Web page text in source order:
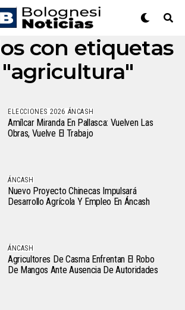
con etiquetas
ELECCIONES 2026 ÁNCASH
Amílcar Miranda En Pallasca: Vuelven Las
Obras, Vuelve El Trabajo
ÁNCASH
Nuevo Proyecto Chinecas Impulsará
Desarrollo Agrícola Y Empleo En Áncash
ÁNCASH
Agricultores De Casma Enfrentan El Robo
De Mangos Ante Ausencia De Autoridades